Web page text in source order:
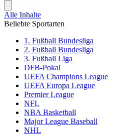
Alle Inhalte
Beliebte Sportarten
1. Fußball Bundesliga
2. Fußball Bundesliga
3. Fußball Liga
DFB-Pokal
UEFA Champions League
UEFA Europa League
Premier League
NFL
NBA Basketball
Major League Baseball
NHL